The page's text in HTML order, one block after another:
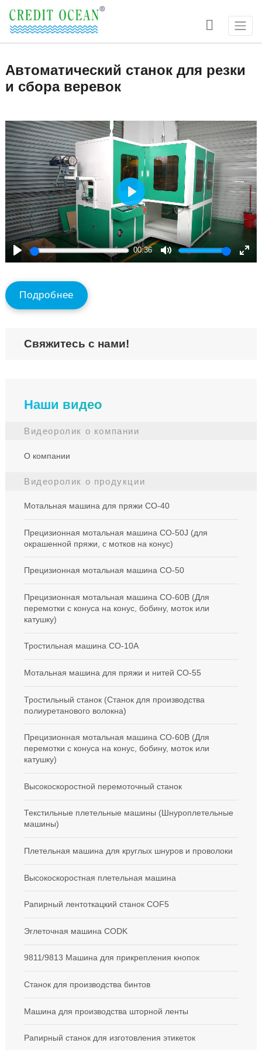

Автоматический станок для резки
и сбора веревок
Play
00:36
Mute
Play
Подробнее
Свяжитесь с нами!
Наши видео
Видеоролик о компании
О компании
Видеоролик о продукции
Мотальная машина для пряжи СО-40
Прецизионная мотальная машина CO-50J (для
окрашенной пряжи, с мотков на конус)
Прецизионная мотальная машина СО-50
Прецизионная мотальная машина CO-60B (Для
перемотки с конуса на конус, бобину, моток или
катушку)
Тростильная машина CO-10A
Мотальная машина для пряжи и нитей CO-55
Тростильный станок (Станок для производства
полиуретанового волокна)
Прецизионная мотальная машина CO-60B (Для
перемотки с конуса на конус, бобину, моток или
катушку)
Высокоскоростной перемоточный станок
Текстильные плетельные машины (Шнуроплетельные
машины)
Плетельная машина для круглых шнуров и проволоки
Высокоскоростная плетельная машина
Рапирный лентоткацкий станок COF5
Эглеточная машина CODK
9811/9813 Машина для прикрепления кнопок
Станок для производства бинтов
Машина для производства шторной ленты
Рапирный станок для изготовления этикеток